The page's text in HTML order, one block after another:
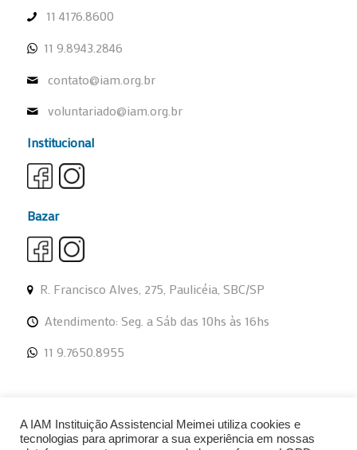
11 4176.8600
11 9.8943.2846
contato@iam.org.br
voluntariado@iam.org.br
Institucional
Bazar
R. Francisco Alves, 275, Paulicéia, SBC/SP
Atendimento: Seg. a Sáb das 10hs às 16hs
11 9.7650.8955
A IAM Instituição Assistencial Meimei utiliza cookies e
tecnologias para aprimorar a sua experiência em nossas